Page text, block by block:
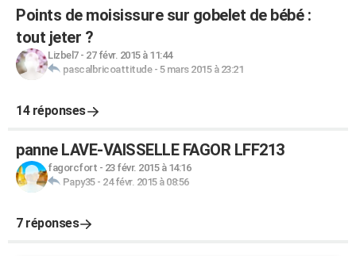
Points de moisissure sur gobelet de bébé :
tout jeter ?
Lizbel7- 27 févr. 2015 à 11:44
pascalbricoattitude- 5 mars 2015 à 23:21
14 réponses
panne LAVE-VAISSELLE FAGOR LFF213
fagorcfort - 23 févr. 2015 à 14:16
Papy35- 24 févr. 2015 à 08:56
7 réponses